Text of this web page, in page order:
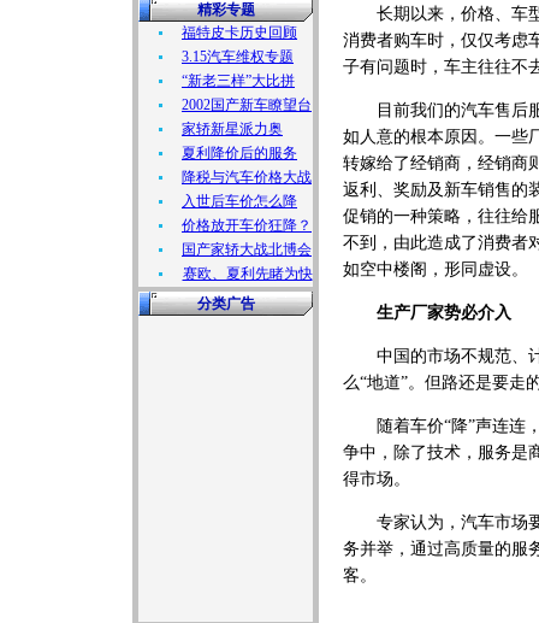
精彩专题
福特皮卡历史回顾
3.15汽车维权专题
“新老三样”大比拼
2002国产新车瞭望台
家轿新星派力奥
夏利降价后的服务
降税与汽车价格大战
入世后车价怎么降
价格放开车价狂降？
国产家轿大战北博会
赛欧、夏利先睹为快
分类广告
长期以来，价格、车型
消费者购车时，仅仅考虑
子有问题时，车主往往不
目前我们的汽车售后服
如人意的根本原因。一些
转嫁给了经销商，经销商
返利、奖励及新车销售的
促销的一种策略，往往给
不到，由此造成了消费者
如空中楼阁，形同虚设。
生产厂家势必介入
中国的市场不规范、计
么“地道”。但路还是要走
随着车价“降”声连连，
争中，除了技术，服务是
得市场。
专家认为，汽车市场要
务并举，通过高质量的服
客。